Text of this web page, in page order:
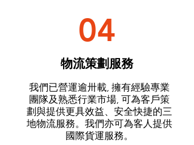
04
物流策劃服務
我們已營運逾卅載, 擁有經驗專業
團隊及熟悉行業市場, 可為客戶策
劃與提供更具效益、安全快捷的三
地物流服務。我們亦可為客人提供
國際貨運服務。